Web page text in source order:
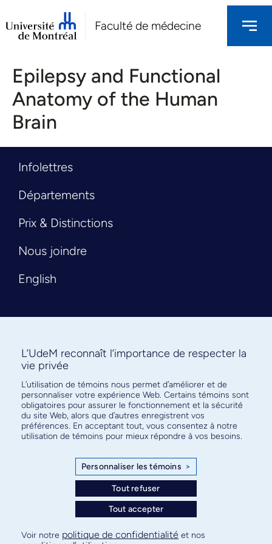
Faculté de médecine
Epilepsy and Functional
Anatomy of the Human
Brain
Infolettres
Départements
Prix & Distinctions
Nous joindre
English
Abonnez-vous à notre infolettre
pour connaître l’actualité facultaire
L’UdeM reconnaît l’importance de respecter la
vie privée
L’utilisation de témoins nous permet d’améliorer et de
personnaliser votre expérience Web. Certains témoins sont
obligatoires pour assurer le fonctionnement et la sécurité
du site Web, alors que d’autres enregistrent vos
préférences. En acceptant tout, vous consentez à notre
utilisation de témoins pour mieux répondre à vos besoins.
Personnaliser les témoins >
Tout refuser
Tout accepter
Voir notre politique de confidentialité et nos